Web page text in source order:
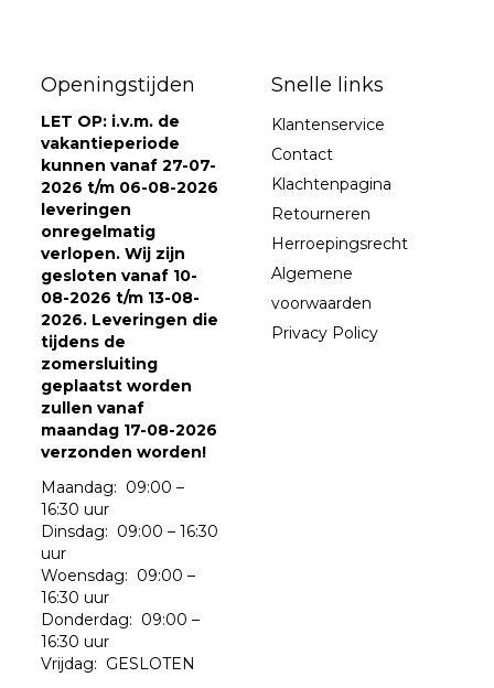
Openingstijden
LET OP: i.v.m. de
vakantieperiode
kunnen vanaf 27-07-
2026 t/m 06-08-2026
leveringen
onregelmatig
verlopen. Wij zijn
gesloten vanaf 10-
08-2026 t/m 13-08-
2026. Leveringen die
tijdens de
zomersluiting
geplaatst worden
zullen vanaf
maandag 17-08-2026
verzonden worden!
Maandag: 09:00 –
16:30 uur
Dinsdag: 09:00 – 16:30
uur
Woensdag: 09:00 –
16:30 uur
Donderdag: 09:00 –
16:30 uur
Vrijdag: GESLOTEN
Snelle links
Klantenservice
Contact
Klachtenpagina
Retourneren
Herroepingsrecht
Algemene
voorwaarden
Privacy Policy